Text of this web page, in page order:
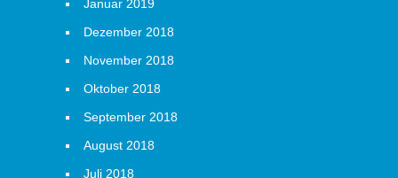
Januar 2019
Dezember 2018
November 2018
Oktober 2018
September 2018
August 2018
Juli 2018